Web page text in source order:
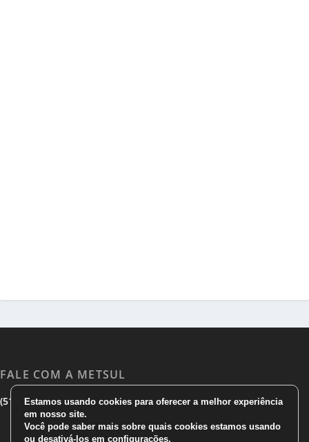
FALE COM A METSUL
(51) 3533 1983|(51)3785 7752|comercial@metsul.com
Estamos usando cookies para oferecer a melhor experiência
em nosso site.
Você pode saber mais sobre quais cookies estamos usando
ou desativá-los em configurações.